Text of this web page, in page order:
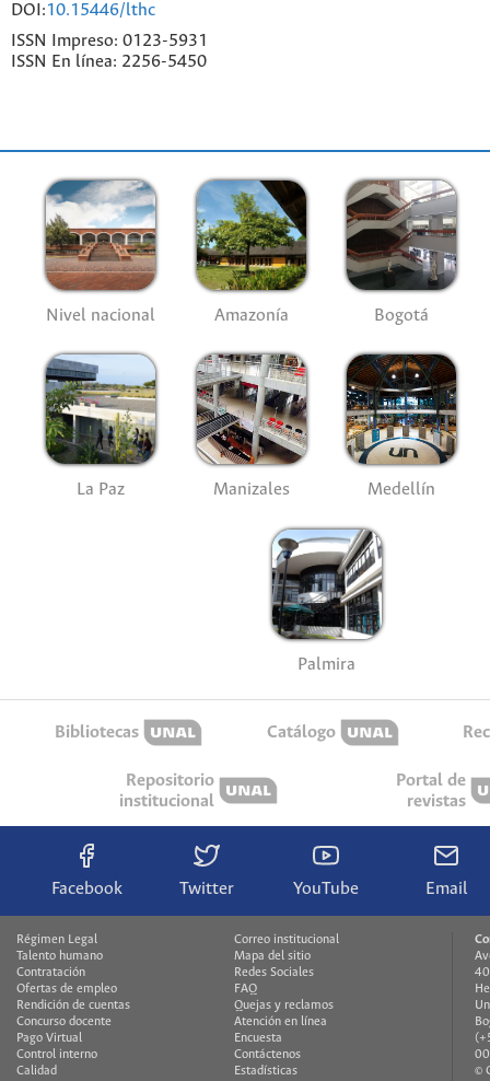
DOI:10.15446/lthc
ISSN Impreso: 0123-5931
ISSN En línea: 2256-5450
Nivel nacional Amazonía Bogotá
La Paz Manizales Medellín
Palmira
Bibliotecas Catálogo
Repositorio
institucional
Portal de
revistas
Facebook Twitter YouTube Email
Régimen Legal
Talento humano
Contratación
Ofertas de empleo
Rendición de cuentas
Concurso docente
Pago Virtual
Control interno
Calidad
Correo institucional
Mapa del sitio
Redes Sociales
FAQ
Quejas y reclamos
Atención en línea
Encuesta
Contáctenos
Estadísticas
©